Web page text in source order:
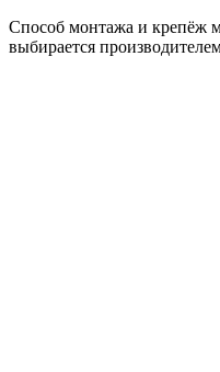
Способ монтажа и крепёж
выбирается